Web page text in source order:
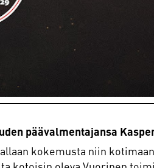
päävalmentajansa
kokemusta niin